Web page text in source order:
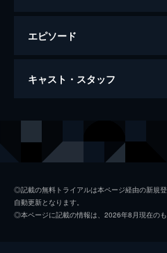
エピソード
ベルサイユのばら－フェルゼン編
キャスト・スタッフ
脚本
◎記載の無料トライアルは本ページ経由の新規
自動更新となります。
◎本ページに記載の情報は、2026年8月現在のも